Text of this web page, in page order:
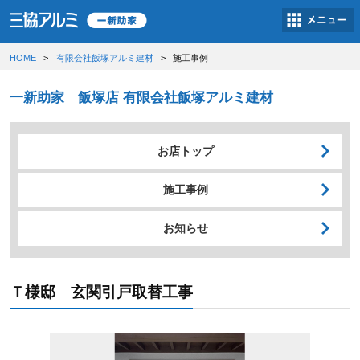
HOME 有限会社飯塚アルミ建材 施工事例
一新助家 飯塚店 有限会社飯塚アルミ建材
お店トップ
施工事例
お知らせ
Ｔ様邸 玄関引戸取替工事